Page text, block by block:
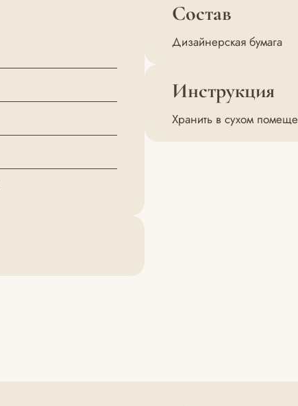
Состав
Дизайнерская бумага
Инструкция
Хранить в сухом